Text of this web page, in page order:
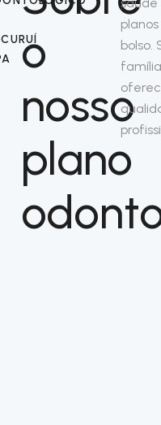
o
nosso
plano
bolso.